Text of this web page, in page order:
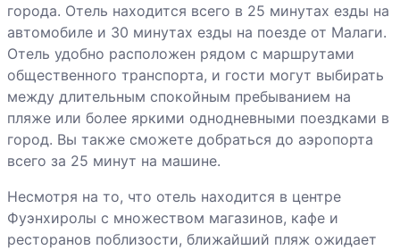
города. Отель находится всего в 25 минутах езды на
автомобиле и 30 минутах езды на поезде от Малаги.
Отель удобно расположен рядом с маршрутами
общественного транспорта, и гости могут выбирать
между длительным спокойным пребыванием на
пляже или более яркими однодневными поездками в
город. Вы также сможете добраться до аэропорта
всего за 25 минут на машине.
Несмотря на то, что отель находится в центре
Фуэнхиролы с множеством магазинов, кафе и
ресторанов поблизости, ближайший пляж ожидает